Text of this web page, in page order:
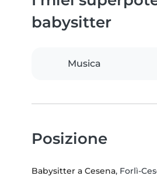
babysitter
Musica
Posizione
Babysitter a Cesena, Forlì-